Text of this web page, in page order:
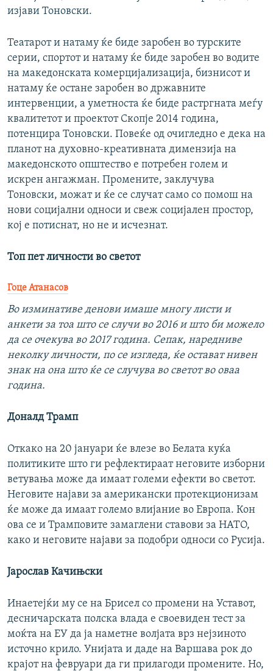
изјави Тоновски.
Театарот и натаму ќе биде заробен во турските
серии, спортот и натаму ќе биде заробен во водите
на македонската комерцијализација, бизнисот и
натаму ќе остане заробен во државните
интервенции, а уметноста ќе биде растргната меѓу
квалитетот и проектот Скопје 2014 година,
потенцира Тоновски. Повеќе од очигледно е дека на
планот на духовно-креативната димензија на
македонското општество е потребен голем и
искрен ангажман. Промените, заклучува
Тоновски, можат и ќе се случат само со помош на
нови социјални односи и свеж социјален простор,
кој е потиснат, но не и исчезнат.
Топ пет личности во светот
Гоце Атанасов
Во изминативе денови имаше многу листи и
анкети за тоа што се случи во 2016 и што би можело
да се очекува во 2017 година. Сепак, наредниве
неколку личности, по се изгледа, ќе остават нивен
знак на она што ќе се случува во светот во оваа
година.
Доналд Трамп
Откако на 20 јануари ќе влезе во Белата куќа
политиките што ги рефлектираат неговите изборни
ветувања може да имаат големи ефекти во светот.
Неговите најави за американски протекционизам
ќе може да имаат големо влијание во Европа. Кон
ова се и Трамповите замаглени ставови за НАТО,
како и неговите најави за подобри односи со Русија.
Јарослав Качињски
Инаетејќи му се на Брисел со промени на Уставот,
десничарската полска влада е своевиден тест за
моќта на ЕУ да ја наметне волјата врз нејзиното
источно крило. Унијата и даде на Варшава рок до
крајот на февруари да ги прилагоди промените. Но,